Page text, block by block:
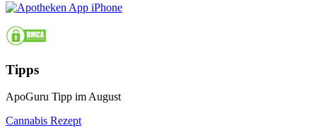
Tipps
ApoGuru Tipp im August
Cannabis Rezept